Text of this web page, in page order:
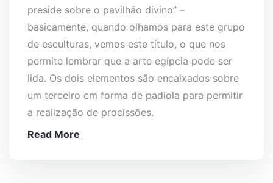
preside sobre o pavilhão divino” –
basicamente, quando olhamos para este grupo
de esculturas, vemos este título, o que nos
permite lembrar que a arte egípcia pode ser
lida. Os dois elementos são encaixados sobre
um terceiro em forma de padiola para permitir
a realização de procissões.
Read More